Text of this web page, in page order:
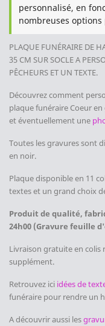
personnalisé, en
nombreuses options
PLAQUE FUNÉRAIRE DE
35 CM SUR SOCLEA
PÊCHEURS ET UN TEXTE.
Découvrez comment
plaque funéraire Coeur
et éventuellement une
Toutes les gravures sont
en noir.
Plaque disponible en 11
textes et un grand choix
Produit de qualité,
24h00 (Gravure feuille
Livraison gratuite en colis
supplément.
Retrouvez ici idées de
funéraire pour rendre un
A découvrir aussi les